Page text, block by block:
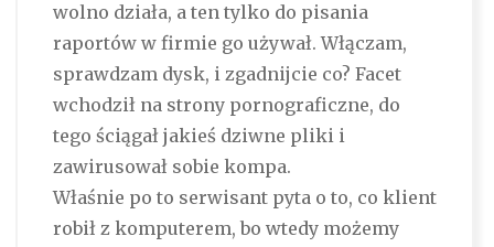
wolno działa, a ten tylko do pisania
raportów w firmie go używał. Włączam,
sprawdzam dysk, i zgadnijcie co? Facet
wchodził na strony pornograficzne, do
tego ściągał jakieś dziwne pliki i
zawirusował sobie kompa.
Właśnie po to serwisant pyta o to, co klient
robił z komputerem, bo wtedy możemy